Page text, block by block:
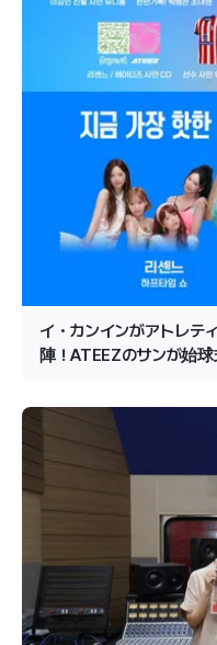
イ・カンインがアトレテ
陣！ATEEZのサンが始